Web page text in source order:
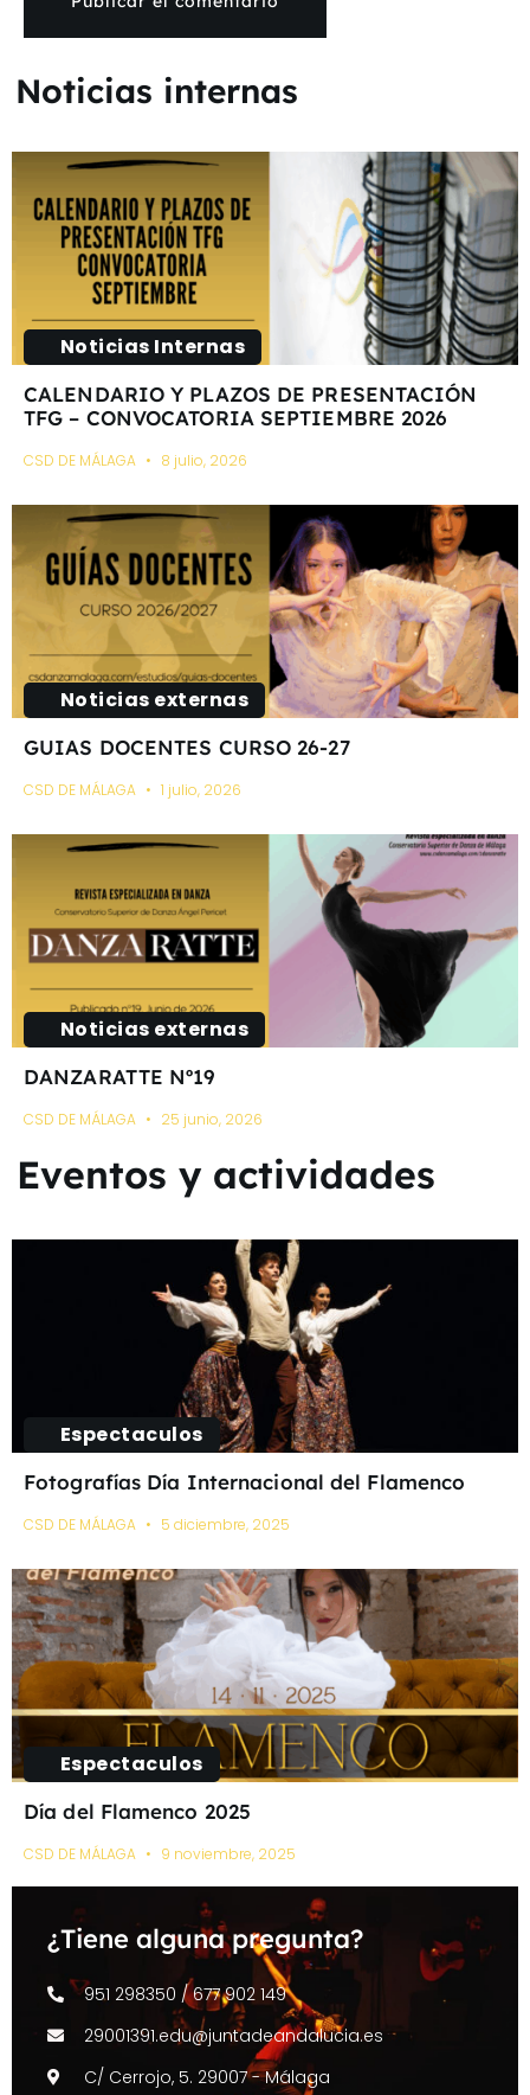
Noticias internas
Noticias Internas
CALENDARIO Y PLAZOS DE PRESENTACIÓN
TFG – CONVOCATORIA SEPTIEMBRE 2026
CSD DE MÁLAGA 8 julio, 2026
Noticias externas
GUIAS DOCENTES CURSO 26-27
CSD DE MÁLAGA 1 julio, 2026
Noticias externas
DANZARATTE Nº19
CSD DE MÁLAGA 25 junio, 2026
Eventos y actividades
Espectaculos
Fotografías Día Internacional del Flamenco
CSD DE MÁLAGA 5 diciembre, 2025
Espectaculos
Día del Flamenco 2025
CSD DE MÁLAGA 9 noviembre, 2025
¿Tiene alguna pregunta?
951 298350 / 677 902 149
29001391.edu@juntadeandalucia.es
C/ Cerrojo, 5. 29007 - Málaga